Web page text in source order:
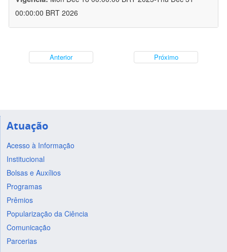
00:00:00 BRT 2026
Anterior Próximo
Atuação
Acesso à Informação
Institucional
Bolsas e Auxílios
Programas
Prêmios
Popularização da Ciência
Comunicação
Parcerias